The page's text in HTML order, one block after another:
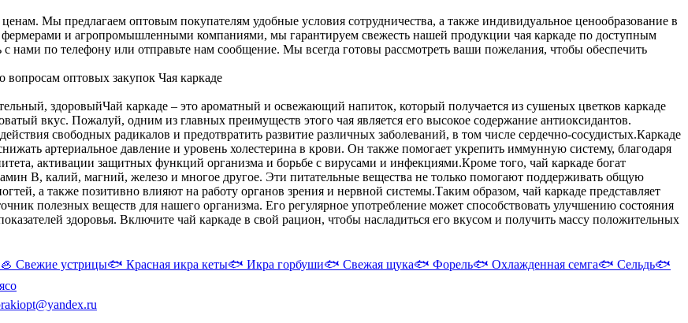
Мы предлагаем оптовым покупателям удобные условия сотрудничества, а также индивидуальное ценообразование в
фермерами и агропромышленными компаниями, мы гарантируем свежесть нашей продукции чая каркаде по доступным
нами по телефону или отправьте нам сообщение. Мы всегда готовы рассмотреть ваши пожелания, чтобы обеспечить
оптовых закупок Чая каркаде
здоровыйЧай каркаде – это ароматный и освежающий напиток, который получается из сушеных цветков каркаде
вкус. Пожалуй, одним из главных преимуществ этого чая является его высокое содержание антиоксидантов.
свободных радикалов и предотвратить развитие различных заболеваний, в том числе сердечно-сосудистых.Каркаде
артериальное давление и уровень холестерина в крови. Он также помогает укрепить иммунную систему, благодаря
активации защитных функций организма и борьбе с вирусами и инфекциями.Кроме того, чай каркаде богат
В, калий, магний, железо и многое другое. Эти питательные вещества не только помогают поддерживать общую
а также позитивно влияют на работу органов зрения и нервной системы.Таким образом, чай каркаде представляет
полезных веществ для нашего организма. Его регулярное употребление может способствовать улучшению состояния
здоровья. Включите чай каркаде в свой рацион, чтобы насладиться его вкусом и получить массу положительных
🦪 Свежие устрицы🐟 Красная икра кеты🐟 Икра горбуши🐟 Свежая щука🐟 Форель🐟 Охлажденная семга🐟 Сельдь🐟